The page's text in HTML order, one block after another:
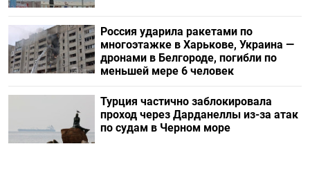
Россия ударила ракетами по
многоэтажке в Харькове, Украина —
дронами в Белгороде, погибли по
меньшей мере 6 человек
Турция частично заблокировала
проход через Дарданеллы из-за атак
по судам в Черном море